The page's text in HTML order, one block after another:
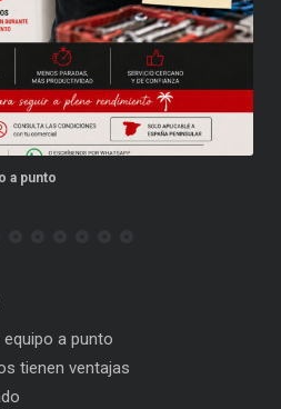
a punto
tienen ventajas